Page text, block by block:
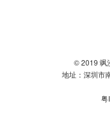
© 2019 飒
地址：深圳市
粤